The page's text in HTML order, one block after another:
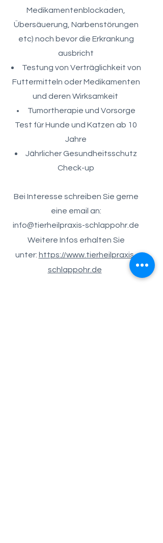
Medikamentenblockaden,
Übersäuerung, Narbenstörungen
etc) noch bevor die Erkrankung
ausbricht
Testung von Verträglichkeit von
Futtermitteln oder Medikamenten
und deren Wirksamkeit
Tumortherapie und Vorsorge
Test für Hunde und Katzen ab 10
Jahre
JährlicherGesundheitsschutz
Check-up
Bei Interesse schreiben Sie gerne
eine email an:
info@tierheilpraxis-schlappohr.de
Weitere Infos erhalten Sie
unter: https://www.tierheilpraxis-
schlappohr.de